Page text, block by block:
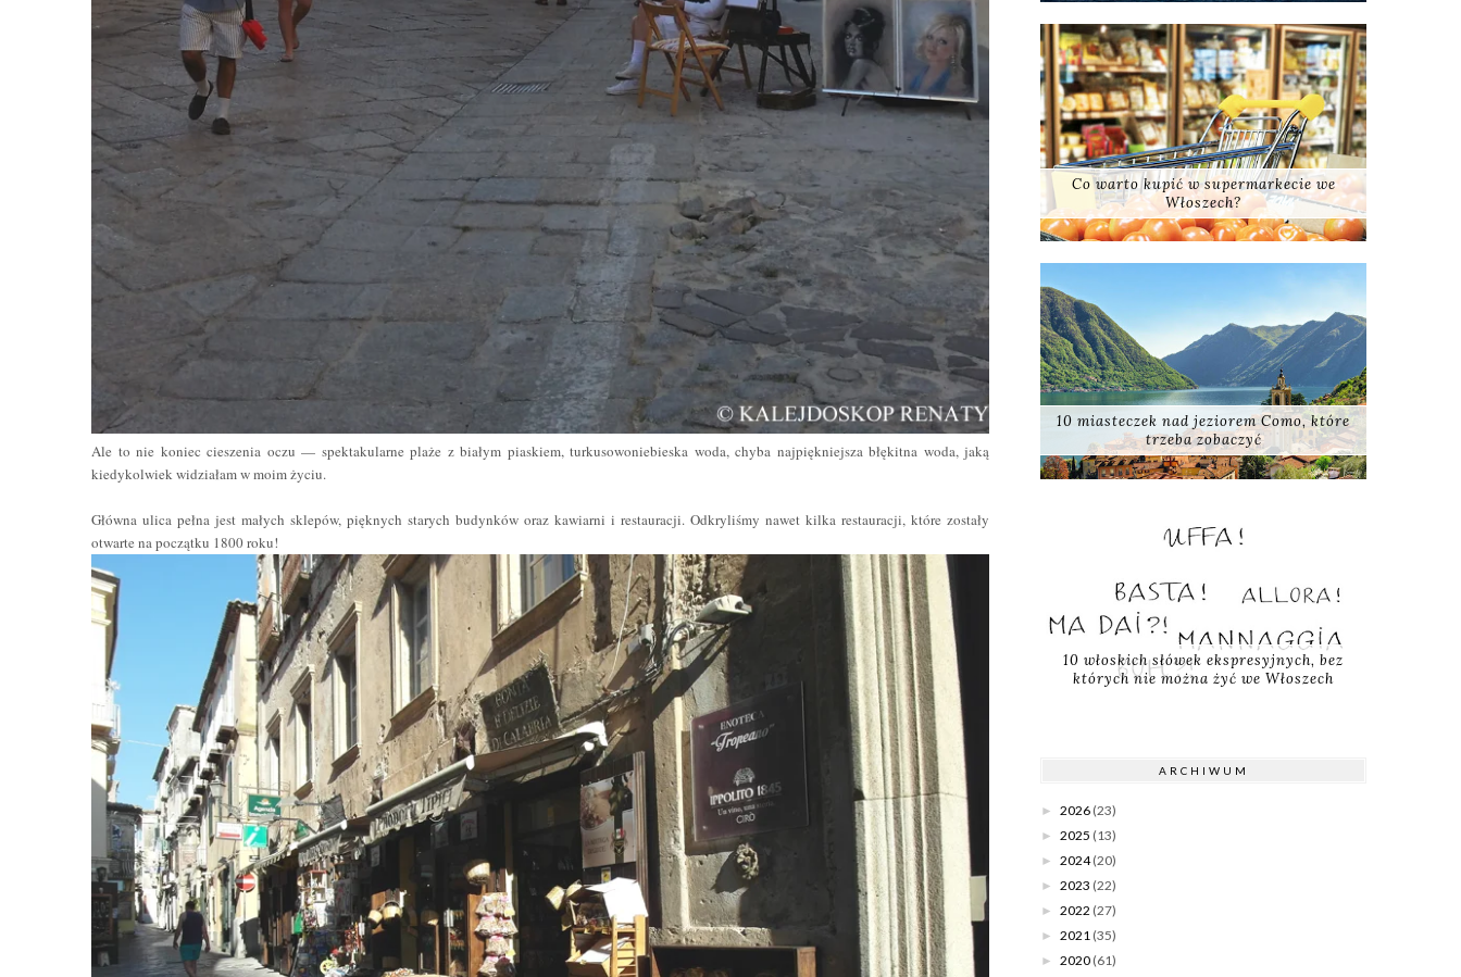
Ale to nie koniec cieszenia oczu — spektakularne plaże z białym piaskiem, turkusowoniebieska woda, chyba najpiękniejsza błękitna woda, jaką
kiedykolwiek widziałam w moim życiu.
Główna ulica pełna jest małych sklepów, pięknych starych budynków oraz kawiarni i restauracji. Odkryliśmy nawet kilka restauracji, które zostały
otwarte na początku 1800 roku!
Co warto kupić w supermarkecie we
Włoszech?
10 miasteczek nad jeziorem Como, które
trzeba zobaczyć
10 włoskich słówek ekspresyjnych, bez
których nie można żyć we Włoszech
ARCHIWUM
► 2026 (23)
► 2025 (13)
► 2024 (20)
► 2023 (22)
► 2022 (27)
► 2021 (35)
► 2020 (61)